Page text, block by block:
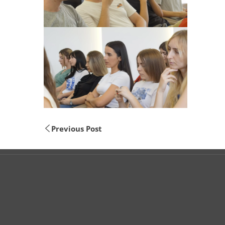
Previous Post